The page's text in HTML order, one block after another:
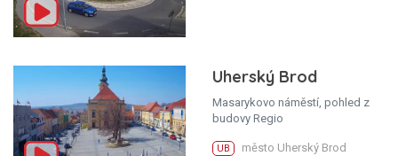
Uherský Brod
Masarykovo náměstí, pohled z
budovy Regio
UB město Uherský Brod